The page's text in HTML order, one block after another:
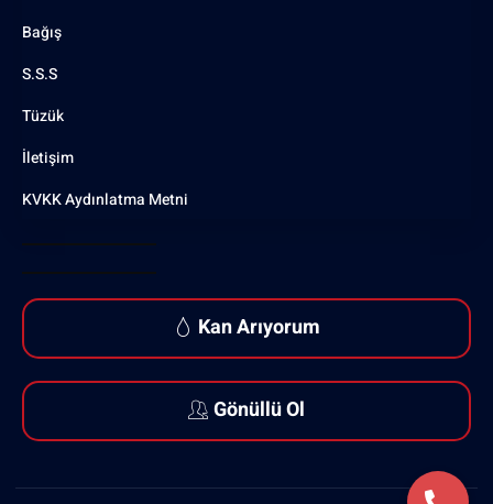
Bağış
S.S.S
Tüzük
İletişim
KVKK Aydınlatma Metni
Kan Arıyorum
Gönüllü Ol